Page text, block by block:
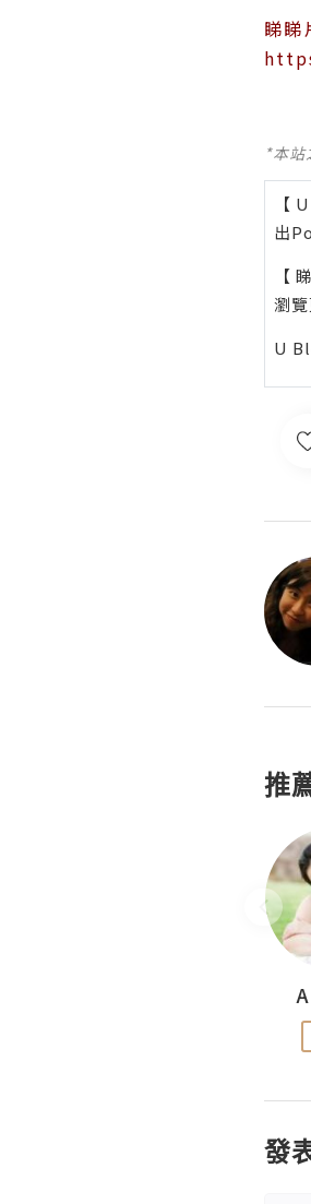
睇睇
*本站
【
出
【
瀏
U
推
發